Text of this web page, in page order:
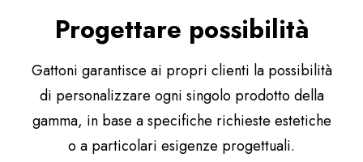
Progettare possibilità
Gattoni garantisce ai propri clienti la possibilità
di personalizzare ogni singolo prodotto della
gamma, in base a specifiche richieste estetiche
o a particolari esigenze progettuali.